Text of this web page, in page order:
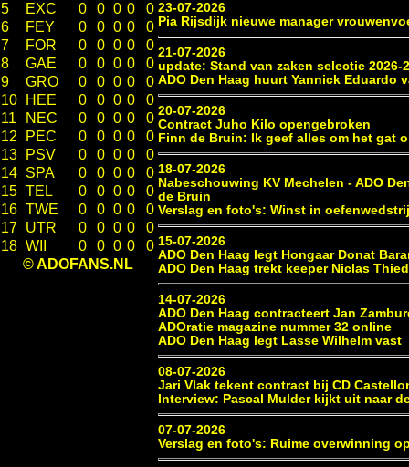
5
EXC 0 0 0 0
0
6
FEY 0 0 0 0
0
7
FOR 0 0 0 0
0
8
GAE 0 0 0 0
0
9
GRO 0 0 0 0
0
10
HEE 0 0 0 0
0
11
NEC 0 0 0 0
0
12
PEC 0 0 0 0
0
13
PSV 0 0 0 0
0
14 SPA 0 0 0 0
0
15 TEL 0 0 0 0
0
16 TWE 0 0 0 0
0
17 UTR 0 0 0 0
0
18 WII 0 0 0 0
0
© ADOFANS.NL
23-07-2026
Pia Rijsdijk nieuwe manager
21-07-2026
update: Stand van zaken selectie 2026-
ADO Den Haag huurt Yannick Eduardo
20-07-2026
Contract Juho Kilo opengebroken
Finn de Bruin: Ik geef alles om het gat
18-07-2026
Nabeschouwing KV Mechelen - ADO
de Bruin
Verslag en foto's: Winst in
15-07-2026
ADO Den Haag legt Hongaar Donat
ADO Den Haag trekt keeper Niclas
14-07-2026
ADO Den Haag contracteert Jan
ADOratie magazine nummer 32 online
ADO Den Haag legt Lasse Wilhelm vast
08-07-2026
Jari Vlak tekent contract bij CD
Interview: Pascal Mulder kijkt uit naar
07-07-2026
Verslag en foto's: Ruime overwinning